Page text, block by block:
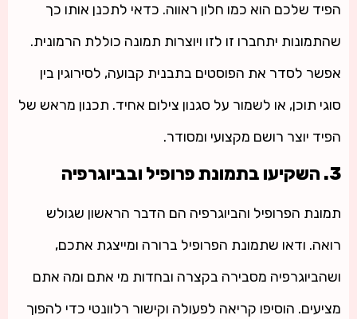
הפיד שלכם הוא כמו חלון ראווה. כדאי לתכנן אותו כך
שהתמונות יתחברו זו לזו ויוצרות תמונה כוללת הרמונית.
אפשר לסדר את הפוסטים בתבנית קבועה, לסירוגין בין
סוגי תוכן, או לשמור על סגנון צילום אחיד. תכנון מראש של
הפיד יוצר רושם מקצועי ומסודר.
3. השקיעו בתמונת פרופיל ובביוגרפיה
תמונת הפרופיל והביוגרפיה הם הדבר הראשון שגולש
רואה. ודאו שתמונת הפרופיל ברורה ומייצגת אתכם,
ושהביוגרפיה מסבירה בקצרה ובחדות מי אתם ומה אתם
מציעים. הוסיפו קריאה לפעולה וקישור רלוונטי כדי להפוך